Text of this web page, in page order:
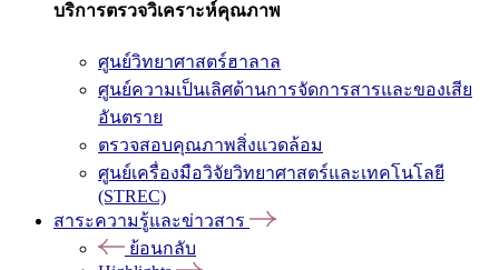
บริการตรวจวิเคราะห์คุณภาพ
ศูนย์วิทยาศาสตร์ฮาลาล
ศูนย์ความเป็นเลิศด้านการจัดการสารและของเสีย
อันตราย
ตรวจสอบคุณภาพสิ่งแวดล้อม
ศูนย์เครื่องมือวิจัยวิทยาศาสตร์และเทคโนโลยี
(STREC)
สาระความรู้และข่าวสาร
ย้อนกลับ